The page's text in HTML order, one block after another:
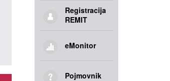
Registracija
REMIT
eMonitor
Pojmovnik